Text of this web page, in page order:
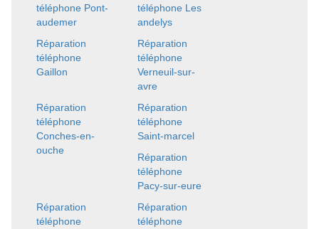
téléphone Pont-
audemer
téléphone Les
andelys
Réparation
téléphone
Gaillon
Réparation
téléphone
Verneuil-sur-
avre
Réparation
téléphone
Conches-en-
ouche
Réparation
téléphone
Saint-marcel
Réparation
téléphone
Pacy-sur-eure
Réparation
téléphone
Réparation
téléphone